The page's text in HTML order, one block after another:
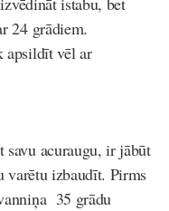
24 grādiem.
apsildīt vēl ar
savu acuraugu, ir jābūt
varētu izbaudīt. Pirms
35 grādu